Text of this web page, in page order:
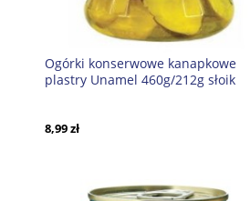
Ogórki konserwowe kanapkowe
plastry Unamel 460g/212g słoik
8,99 zł